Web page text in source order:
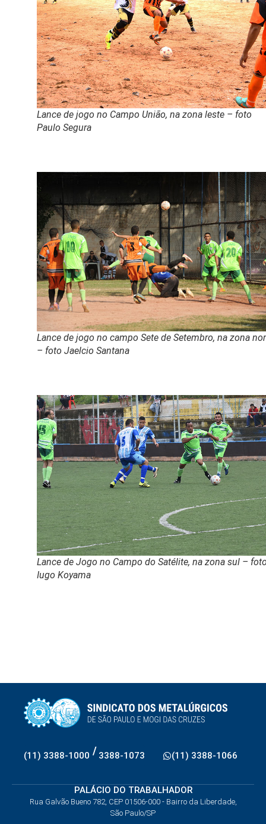
Lance de jogo no Campo União, na zona leste – foto
Paulo Segura
Lance de jogo no campo Sete de Setembro, na zona
– foto Jaelcio Santana
Lance de Jogo no Campo do Satélite, na zona sul –
Iugo Koyama
(11) 3388-1000 / 3388-1073 (11) 3388-1066
PALÁCIO DO TRABALHADOR
Rua Galvão Bueno 782, CEP 01506-000 - Bairro da Liberdade,
São Paulo/SP